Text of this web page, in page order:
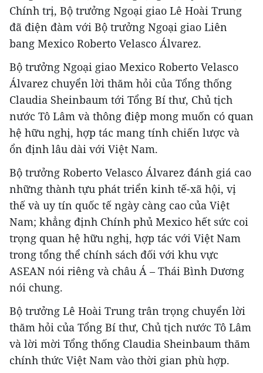
Chính trị, Bộ trưởng Ngoại giao Lê Hoài Trung
đã điện đàm với Bộ trưởng Ngoại giao Liên
bang Mexico Roberto Velasco Álvarez.
Bộ trưởng Ngoại giao Mexico Roberto Velasco
Álvarez chuyển lời thăm hỏi của Tổng thống
Claudia Sheinbaum tới Tổng Bí thư, Chủ tịch
nước Tô Lâm và thông điệp mong muốn có quan
hệ hữu nghị, hợp tác mang tính chiến lược và
ổn định lâu dài với Việt Nam.
Bộ trưởng Roberto Velasco Álvarez đánh giá cao
những thành tựu phát triển kinh tế-xã hội, vị
thế và uy tín quốc tế ngày càng cao của Việt
Nam; khẳng định Chính phủ Mexico hết sức coi
trọng quan hệ hữu nghị, hợp tác với Việt Nam
trong tổng thể chính sách đối với khu vực
ASEAN nói riêng và châu Á – Thái Bình Dương
nói chung.
Bộ trưởng Lê Hoài Trung trân trọng chuyển lời
thăm hỏi của Tổng Bí thư, Chủ tịch nước Tô Lâm
và lời mời Tổng thống Claudia Sheinbaum thăm
chính thức Việt Nam vào thời gian phù hợp.